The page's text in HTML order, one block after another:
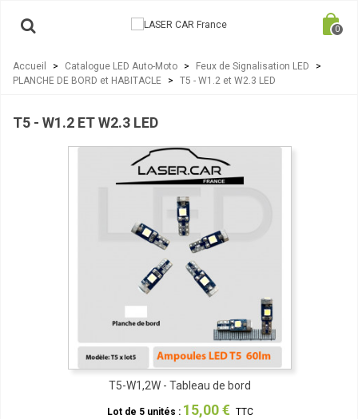
0
Accueil > Catalogue LED Auto-Moto > Feux de Signalisation LED
>
PLANCHE DE BORD et HABITACLE
> T5 - W1.2 et W2.3 LED
T5 - W1.2 ET W2.3 LED
T5-W1,2W - Tableau de bord
Lot de 5 unités : 15,00 € TTC